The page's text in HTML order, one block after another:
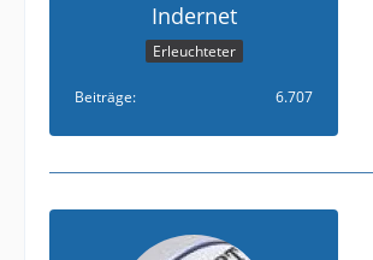
Indernet
Erleuchteter
Beiträge 6.707